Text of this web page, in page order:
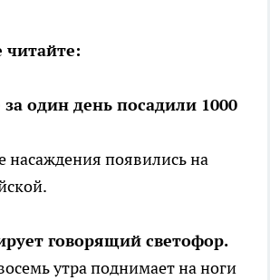
читайте:
один день посадили 1000
насаждения появились на
говорящий светофор.
утра поднимает на ноги